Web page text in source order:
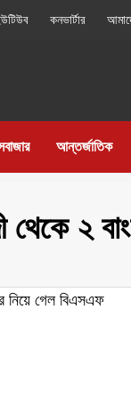
কনভার্টার
আন্তর্জাতিক
থেকে ২